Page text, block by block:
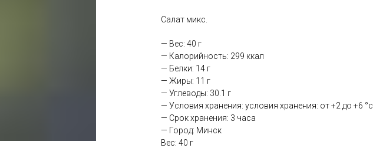
Салат микс.
— Вес: 40 г
— Калорийность: 299 ккал
— Белки: 14 г
— Жиры: 11 г
— Углеводы: 30.1 г
— Условия хранения: условия хранения: от +2 до +6 °с
— Срок хранения: 3 часа
— Город: Минск
Вес: 40 г